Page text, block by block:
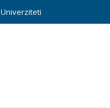
Univerziteti